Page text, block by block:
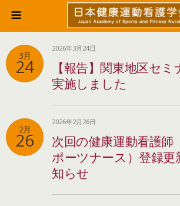
3月
24
2026年3月24日
【報告】関東地区セミ
実施しました
2月
26
2026年2月26日
次回の健康運動看護師
ポーツナース）登録更
知らせ